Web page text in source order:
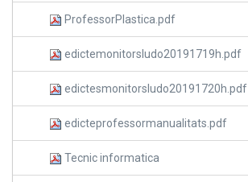
ProfessorPlastica.pdf
edictemonitorsludo20191719h.pdf
edictesmonitorsludo20191720h.pdf
edicteprofessormanualitats.pdf
Tecnic informatica